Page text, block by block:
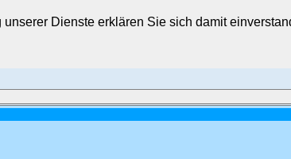
Dienste erklären Sie sich damit